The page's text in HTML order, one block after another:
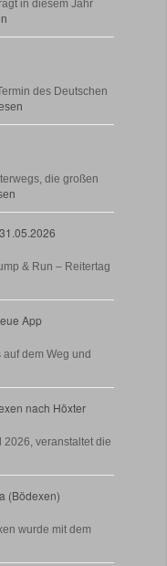
in diesem Jahr
des Deutschen
die großen
& Run – Reitertag
App
dem Weg und
nach Höxter
2026, veranstaltet die
(Bödexen)
wurde mit dem